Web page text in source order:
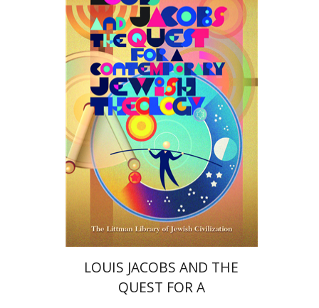
מירי פרויד-קנדל
הנחת אתר ספר מודפס
$50
$45
LOUIS JACOBS AND THE
QUEST FOR A